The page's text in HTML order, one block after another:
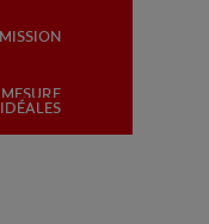
MISSION